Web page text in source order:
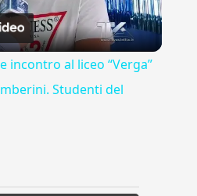
Video
incontro al liceo “Verga”
Studenti del